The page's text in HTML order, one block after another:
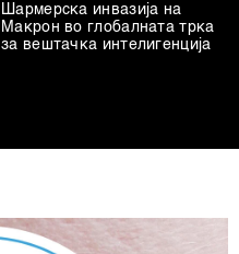
Шармерска инвазија на
Макрон во глобалната трка
за вештачка интелигенција